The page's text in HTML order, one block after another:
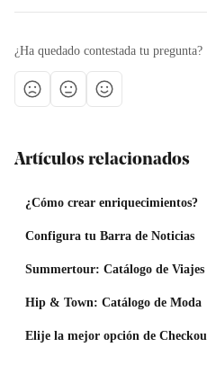
¿Ha quedado contestada tu pregunta?
Artículos relacionados
¿Cómo crear enriquecimientos?
Configura tu Barra de Noticias
Summertour: Catálogo de Viajes
Hip & Town: Catálogo de Moda
Elije la mejor opción de